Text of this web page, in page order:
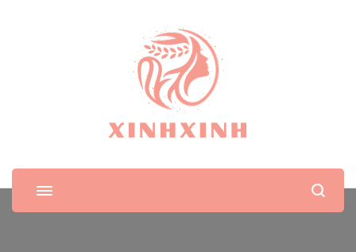
XinhXinh
Trang tin tức cho phái đẹp